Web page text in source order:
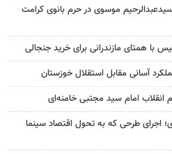
موسوی در حرم بانوی کرامت
با همتای مازندرانی برای خرید جنجالی
آسانی مقابل استقلال خوزستان
انقلاب امام سید مجتبی خامنه‌ای
اجرای طرحی که به تحول اقتصاد سینما